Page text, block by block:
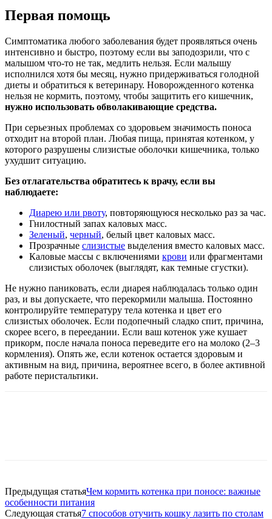
Первая помощь
Симптоматика любого заболевания будет проявляться очень
интенсивно и быстро, поэтому если вы заподозрили, что с
малышом что-то не так, медлить нельзя. Если малышу
исполнился хотя бы месяц, нужно придерживаться голодной
диеты и обратиться к ветеринару. Новорожденного котенка
нельзя не кормить, поэтому, чтобы защитить его кишечник,
нужно использовать обволакивающие средства.
При серьезных проблемах со здоровьем значимость поноса
отходит на второй план. Любая пища, принятая котенком, у
которого разрушены слизистые оболочки кишечника, только
ухудшит ситуацию.
Без отлагательства обратитесь к врачу, если вы
наблюдаете:
Диарею или рвоту, повторяющуюся несколько раз за час.
Гнилостный запах каловых масс.
Зеленый, черный, белый цвет каловых масс.
Прозрачные слизистые выделения вместо каловых масс.
Каловые массы с включениями крови или фрагментами
слизистых оболочек (выглядят, как темные сгустки).
Не нужно паниковать, если диарея наблюдалась только один
раз, и вы допускаете, что перекормили малыша. Постоянно
контролируйте температуру тела котенка и цвет его
слизистых оболочек. Если подопечный сладко спит, причина,
скорее всего, в переедании. Если ваш котенок уже кушает
прикорм, после начала поноса переведите его на молоко (2–3
кормления). Опять же, если котенок остается здоровым и
активным на вид, причина, вероятнее всего, в более активной
работе перистальтики.
Предыдущая статьяЧем кормить котенка при поносе: важные
особенности питания
Следующая статья7 способов отучить кошку лазить по столам